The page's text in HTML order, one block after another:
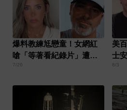
爆料教練尪戀童！女網紅
嗆「等著看紀錄片」遭槍
殺
7/26
美
士
活
8/3